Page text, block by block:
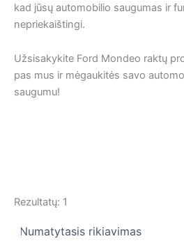
kad jūsų automobilio saugumas ir
nepriekaištingi.
Užsisakykite Ford Mondeo raktų
pas mus ir mėgaukitės savo
saugumu!
Rezultatų: 1